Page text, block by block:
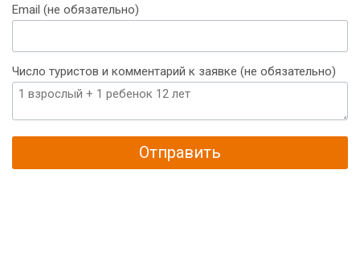
Email (не обязательно)
Число туристов и комментарий к заявке (не обязательно)
Отправить